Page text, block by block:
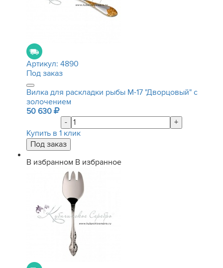
Артикул: 4890
Под заказ
Вилка для раскладки рыбы М-17 "Дворцовый" с
золочением
50 630
-
+
Купить в 1 клик
В избранном В избранное